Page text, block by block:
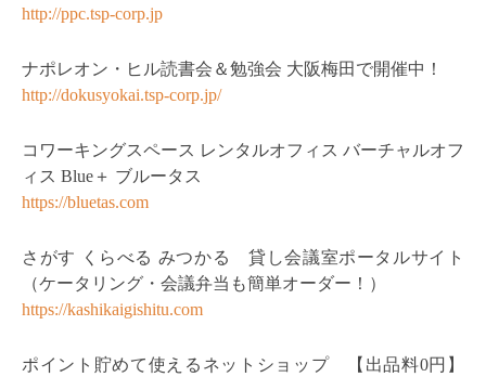
http://ppc.tsp-corp.jp
ナポレオン・ヒル読書会＆勉強会 大阪梅田で開催中！
http://dokusyokai.tsp-corp.jp/
コワーキングスペース レンタルオフィス バーチャルオフ
ィス Blue＋ ブルータス
https://bluetas.com
さがす くらべる みつかる 貸し会議室ポータルサイト
（ケータリング・会議弁当も簡単オーダー！）
https://kashikaigishitu.com
ポイント貯めて使えるネットショップ 【出品料0円】